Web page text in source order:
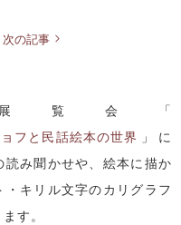
次の記事
覧会「
フと民話絵本の世界 」に
み聞かせや、絵本に描か
キリル文字のカリグラフ
す。